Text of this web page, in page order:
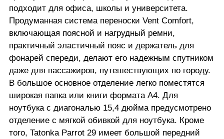
подходит для офиса, школы и университета.
Продуманная система переноски Vent Comfort,
включающая поясной и нагрудный ремни,
практичный эластичный пояс и держатель для
фонарей спереди, делают его надежным спутником
даже для пассажиров, путешествующих по городу.
В большое основное отделение легко поместятся
широкая папка или книги формата А4. Для
ноутбука с диагональю 15,4 дюйма предусмотрено
отделение с мягкой обивкой для ноутбука. Кроме
того, Tatonka Parrot 29 имеет большой передний